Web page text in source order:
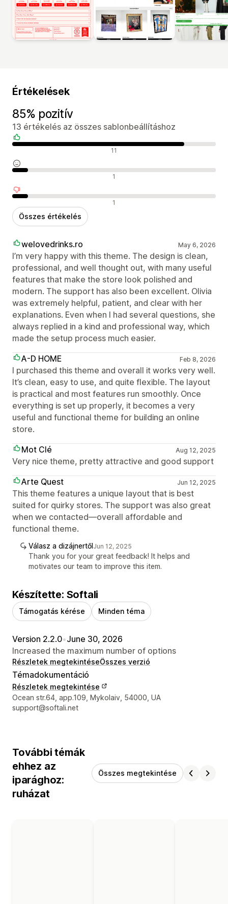
Értékelések
85% pozitív
13 értékelés az összes sablonbeállításhoz
Pozitív értékelések 11
Semleges értékelések 1
Negatív értékelések 1
Összes értékelés
welovedrinks.ro May 6, 2026
I’m very happy with this theme. The design is clean,
professional, and well thought out, with many useful
features that make the store look polished and
modern. The support has also been excellent. Olivia
was extremely helpful, patient, and clear with her
explanations. Even when I had several questions, she
always replied in a kind and professional way, which
made the setup process much easier.
A-D HOME
Feb 8, 2026
I purchased this theme and overall it works very well.
It’s clean, easy to use, and quite flexible. The layout
is practical and most features run smoothly. Once
everything is set up properly, it becomes a very
useful and functional theme for building an online
store.
Mot Clé
Aug 12, 2025
Very nice theme, pretty attractive and good support
Arte Quest
Jun 12, 2025
This theme features a unique layout that is best
suited for quirky stores. The support was also great
when we contacted—overall affordable and
functional theme.
Válasz a dizájnertőlJun 12, 2025
Thank you for your great feedback! It helps and
motivates our team to improve this item.
Készítette: Softali
Támogatás kérése Minden téma
Version 2.2.0•June 30, 2026
Increased the maximum number of options
Részletek megtekintéseÖsszes verzió
Témadokumentáció
Részletek megtekintése
Dizájner kapcsolattartási adatai
Ocean str.64, app.109, Mykolaiv, 54000, UA
support@softali.net
További témák
ehhez az
iparághoz:
ruházat
Összes megtekintése